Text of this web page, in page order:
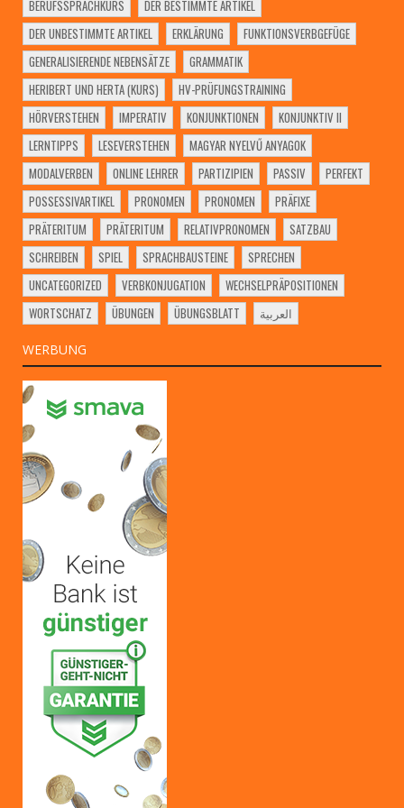
BERUFSSPRACHKURS
DER BESTIMMTE ARTIKEL
DER UNBESTIMMTE ARTIKEL
ERKLÄRUNG
FUNKTIONSVERBGEFÜGE
GENERALISIERENDE NEBENSÄTZE
GRAMMATIK
HERIBERT UND HERTA (KURS)
HV-PRÜFUNGSTRAINING
HÖRVERSTEHEN
IMPERATIV KONJUNKTIONEN
KONJUNKTIV II
LERNTIPPS
LESEVERSTEHEN
MAGYAR NYELVŰ ANYAGOK
MODALVERBEN
ONLINE LEHRER PARTIZIPIEN PASSIV
PERFEKT
POSSESSIVARTIKEL
PRONOMEN PRONOMEN
PRÄFIXE
PRÄTERITUM
PRÄTERITUM RELATIVPRONOMEN
SATZBAU
SCHREIBEN
SPIEL SPRACHBAUSTEINE
SPRECHEN
UNCATEGORIZED
VERBKONJUGATION
WECHSELPRÄPOSITIONEN
WORTSCHATZ
ÜBUNGEN ÜBUNGSBLATT العربية
WERBUNG